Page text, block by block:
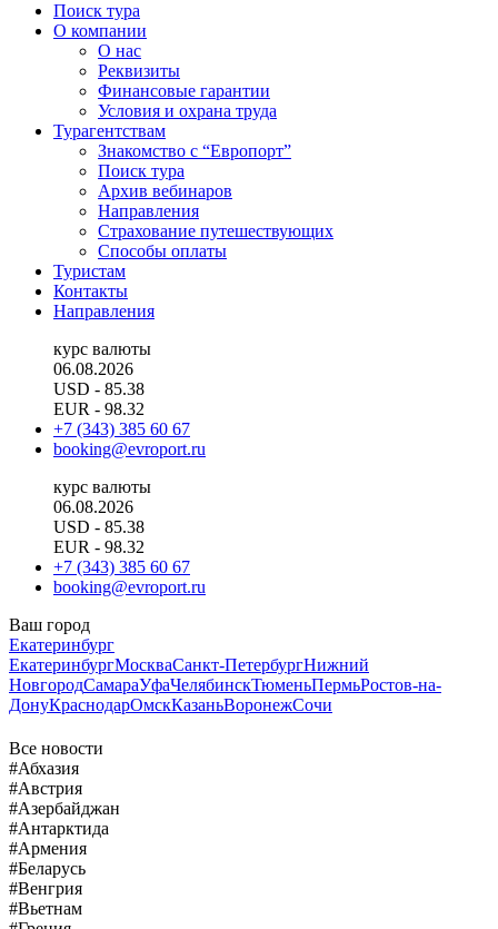
Поиск тура
О компании
О нас
Реквизиты
Финансовые гарантии
Условия и охрана труда
Турагентствам
Знакомство с “Европорт”
Поиск тура
Архив вебинаров
Направления
Страхование путешествующих
Способы оплаты
Туристам
Контакты
Направления
курс валюты
06.08.2026
USD - 85.38
EUR - 98.32
+7 (343) 385 60 67
booking@evroport.ru
курс валюты
06.08.2026
USD - 85.38
EUR - 98.32
+7 (343) 385 60 67
booking@evroport.ru
Ваш город
Екатеринбург
ЕкатеринбургМоскваСанкт-ПетербургНижний
НовгородСамараУфаЧелябинскТюменьПермьРостов-на-
ДонуКраснодарОмскКазаньВоронежСочи
Все новости
#Абхазия
#Австрия
#Азербайджан
#Антарктида
#Армения
#Беларусь
#Венгрия
#Вьетнам